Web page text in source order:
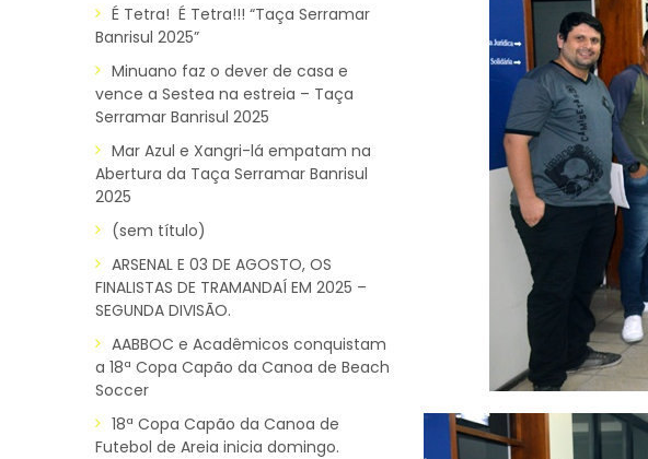
É Tetra! É Tetra!!! “Taça Serramar
Banrisul 2025”
Minuano faz o dever de casa e
vence a Sestea na estreia – Taça
Serramar Banrisul 2025
Mar Azul e Xangri-lá empatam na
Abertura da Taça Serramar Banrisul
2025
(sem título)
ARSENAL E 03 DE AGOSTO, OS
FINALISTAS DE TRAMANDAÍ EM 2025 –
SEGUNDA DIVISÃO.
AABBOC e Acadêmicos conquistam
a 18ª Copa Capão da Canoa de Beach
Soccer
18ª Copa Capão da Canoa de
Futebol de Areia inicia domingo.